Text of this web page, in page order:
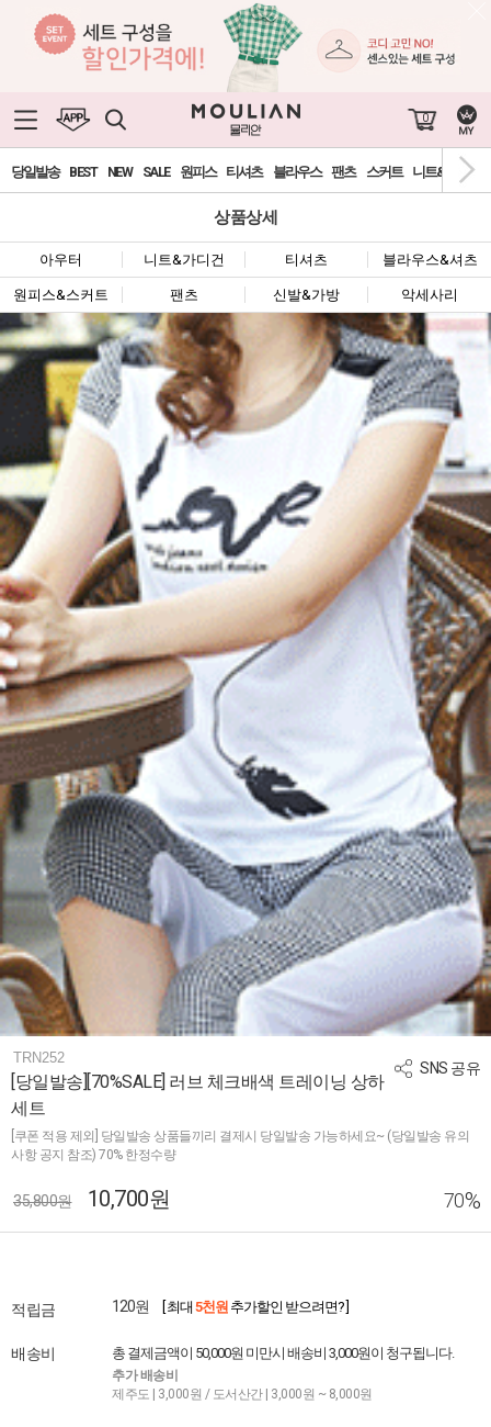
0
당일발송 BEST NEW SALE 원피스 티셔츠 블라우스 팬츠 스커트 니트&가디건
상품상세
아우터 니트&가디건 티셔츠 블라우스&셔츠
원피스&스커트 팬츠 신발&가방 악세사리
SNS 공유
TRN252
[당일발송][70%SALE] 러브 체크배색 트레이닝 상하
세트
[쿠폰 적용 제외] 당일발송 상품들끼리 결제시 당일발송 가능하세요~ (당일발송 유의
사항 공지 참조) 70% 한정수량
35,800원 10,700원 70%
적립금 120원 [ 최대 5천원 추가할인 받으려면? ]
배송비 총 결제금액이 50,000원 미만시 배송비 3,000원이 청구됩니다.
추가 배송비
제주도 | 3,000원 / 도서산간 | 3,000원 ~ 8,000원